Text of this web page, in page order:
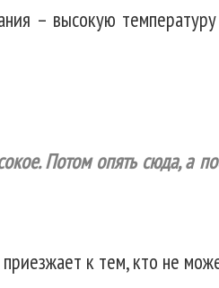
– высокую
Потом опять сюда, а
к тем, кто не